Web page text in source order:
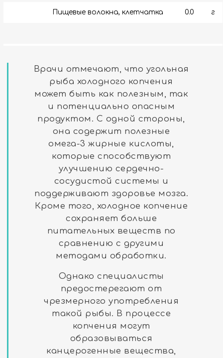
Пищевые волокна, клетчатка 0.0 г
Врачи отмечают, что угольная
рыба холодного копчения
может быть как полезным, так
и потенциально опасным
продуктом. С одной стороны,
она содержит полезные
омега-3 жирные кислоты,
которые способствуют
улучшению сердечно-
сосудистой системы и
поддерживают здоровье мозга.
Кроме того, холодное копчение
сохраняет больше
питательных веществ по
сравнению с другими
методами обработки.
Однако специалисты
предостерегают от
чрезмерного употребления
такой рыбы. В процессе
копчения могут
образовываться
канцерогенные вещества,